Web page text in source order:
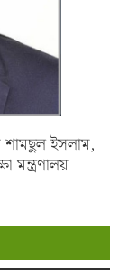
ইসলাম,
মন্ত্রণালয়